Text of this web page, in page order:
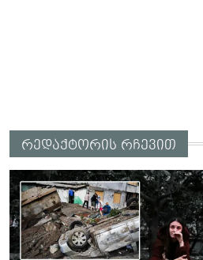
რედაქტორის რჩევით